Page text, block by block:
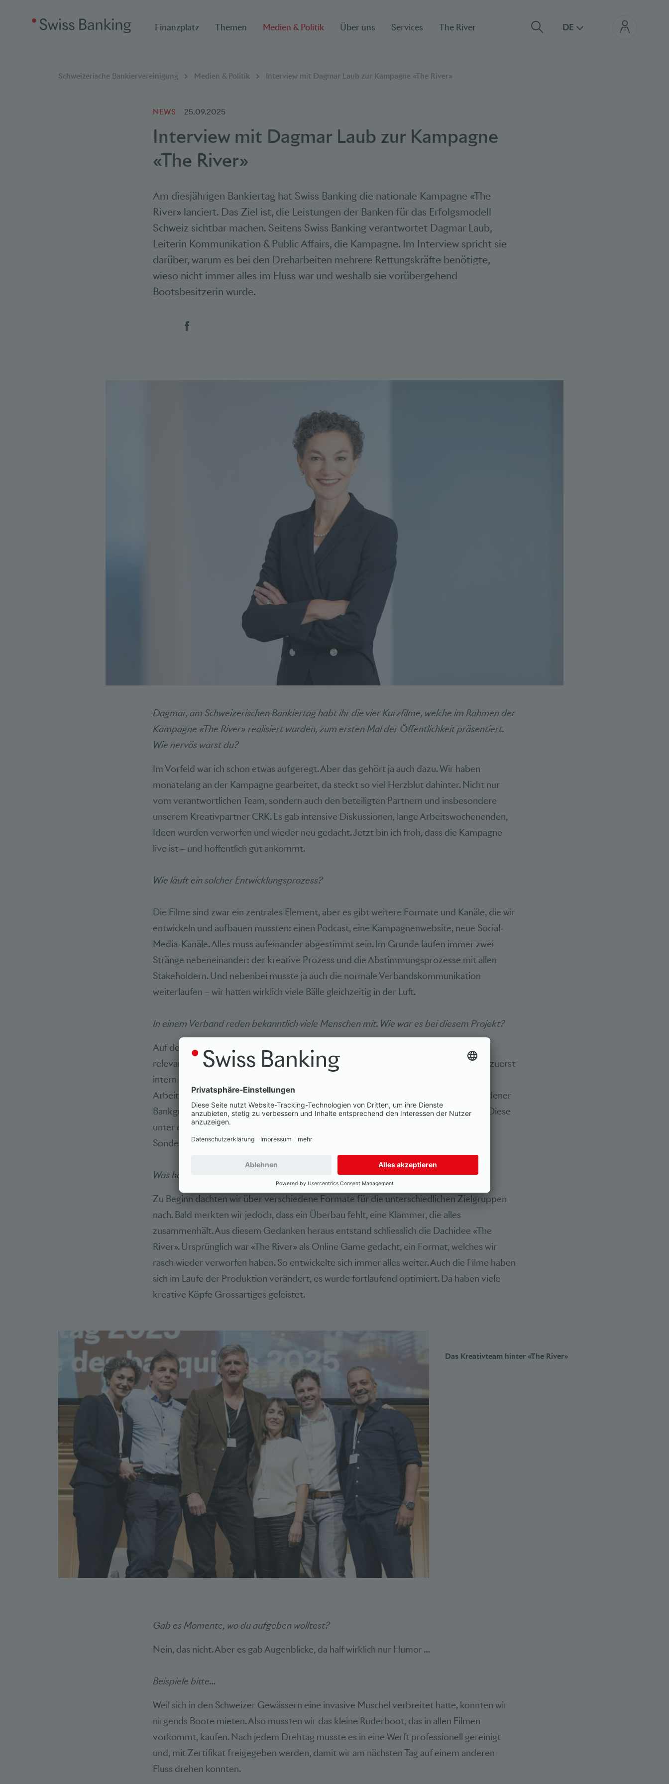
Finanzplatz Themen Medien & Politik Über uns Services The River DE
Breadcrumbnavigation
Sie befinden sich hier:
Schweizerische Bankiervereinigung Medien & Politik Interview mit Dagmar Laub zur Kampagne «The River»
NEWS 25.09.2025
Interview mit Dagmar Laub zur Kampagne
«The River»
Am diesjährigen Bankiertag hat Swiss Banking die nationale Kampagne «The
River» lanciert. Das Ziel ist, die Leistungen der Banken für das Erfolgsmodell
Schweiz sichtbar machen. Seitens Swiss Banking verantwortet Dagmar Laub,
Leiterin Kommunikation & Public Affairs, die Kampagne. Im Interview spricht sie
darüber, warum es bei den Dreharbeiten mehrere Rettungskräfte benötigte,
wieso nicht immer alles im Fluss war und weshalb sie vorübergehend
Bootsbesitzerin wurde.
Social Bookmarks
Dagmar, am Schweizerischen Bankiertag habt ihr die vier Kurzfilme, welche im Rahmen der
Kampagne «The River» realisiert wurden, zum ersten Mal der Öffentlichkeit präsentiert.
Wie nervös warst du?
Im Vorfeld war ich schon etwas aufgeregt. Aber das gehört ja auch dazu. Wir haben
monatelang an der Kampagne gearbeitet, da steckt so viel Herzblut dahinter. Nicht nur
vom verantwortlichen Team, sondern auch den beteiligten Partnern und insbesondere
unserem Kreativpartner CRK. Es gab intensive Diskussionen, lange Arbeitswochenenden,
Ideen wurden verworfen und wieder neu gedacht. Jetzt bin ich froh, dass die Kampagne
live ist – und hoffentlich gut ankommt.
Wie läuft ein solcher Entwicklungsprozess?
Die Filme sind zwar ein zentrales Element, aber es gibt weitere Formate und Kanäle, die wir
entwickeln und aufbauen mussten: einen Podcast, eine Kampagnenwebsite, neue Social-
Media-Kanäle. Alles muss aufeinander abgestimmt sein. Im Grunde laufen immer zwei
Stränge nebeneinander: der kreative Prozess und die Abstimmungsprozesse mit allen
Stakeholdern. Und nebenbei musste ja auch die normale Verbandskommunikation
weiterlaufen – wir hatten wirklich viele Bälle gleichzeitig in der Luft.
In einem Verband reden bekanntlich viele Menschen mit. Wie war es bei diesem Projekt?
Auf der Geschäftsstelle haben wir eingespielte Prozesse, die sicherstellen, dass die
relevanten Gremien und Fachgruppen laufend einbezogen werden. Wir diskutierten zuerst
intern und erst dann wurde unser Verwaltungsrat abgeholt. Zur Seite steht uns die
Arbeitsgruppe Finanzplatzpromotion, mit elf Vertreterinnen und Vertreter verschiedener
Bankgruppen und Regionen. Sie alle hatten aus ihrer Perspektive klare Erwartungen. Diese
unter einen Hut zu bringen, brauchte Geduld – und hin und wieder auch eine
Sondersitzung. Aber alle miteinander haben die Kampagne erst möglich gemacht.
Was hat dich am kreativen Prozess fasziniert?
Zu Beginn dachten wir über verschiedene Formate für die unterschiedlichen Zielgruppen
nach. Bald merkten wir jedoch, dass ein Überbau fehlt, eine Klammer, die alles
zusammenhält. Aus diesem Gedanken heraus entstand schliesslich die Dachidee «The
River». Ursprünglich war «The River» als Online Game gedacht, ein Format, welches wir
rasch wieder verworfen haben. So entwickelte sich immer alles weiter. Auch die Filme haben
sich im Laufe der Produktion verändert, es wurde fortlaufend optimiert. Da haben viele
kreative Köpfe Grossartiges geleistet.
Das Kreativteam hinter «The River»
Gab es Momente, wo du aufgeben wolltest?
Nein, das nicht. Aber es gab Augenblicke, da half wirklich nur Humor …
Beispiele bitte…
Weil sich in den Schweizer Gewässern eine invasive Muschel verbreitet hatte, konnten wir
nirgends Boote mieten. Also mussten wir das kleine Ruderboot, das in allen Filmen
vorkommt, kaufen. Nach jedem Drehtag musste es in eine Werft professionell gereinigt
und, mit Zertifikat freigegeben werden, damit wir am nächsten Tag auf einem anderen
Fluss drehen konnten.